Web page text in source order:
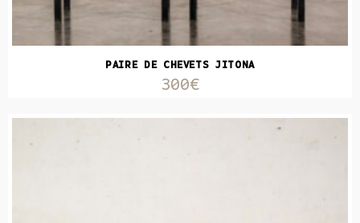
PAIRE DE CHEVETS JITONA
300€